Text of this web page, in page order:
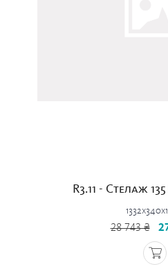
R3.11 - Стелаж
28 743 ₴